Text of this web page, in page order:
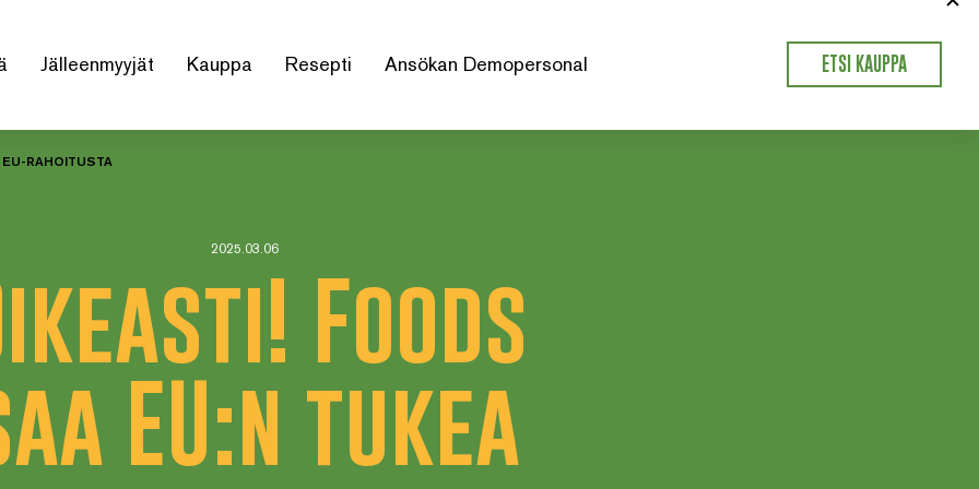
Jälleenmyyjät Kauppa Resepti Ansökan Demopersonal ETSI KAUPPA
RAHOITUSTA
2025.03.06
Foods
EU:n tukea